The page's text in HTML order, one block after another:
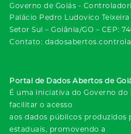
Governo de Goiás -
Palácio Pedro Ludovico Teixeira
Setor Sul – Goiânia/GO – CEP:
Contato:
Portal de Dados Abertos de
É uma iniciativa do Governo do
facilitar o acesso
aos dados públicos produzidos
estaduais, promovendo a